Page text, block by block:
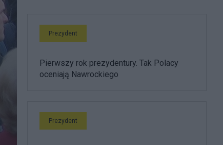
Prezydent
Pierwszy rok prezydentury. Tak Polacy
oceniają Nawrockiego
Prezydent